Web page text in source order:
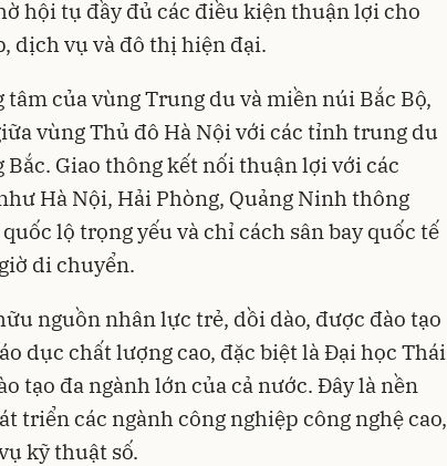
hội tụ đầy đủ các điều kiện thuận lợi cho
dịch vụ và đô thị hiện đại.
của vùng Trung du và miền núi Bắc Bộ,
vùng Thủ đô Hà Nội với các tỉnh trung du
Bắc. Giao thông kết nối thuận lợi với các
Hà Nội, Hải Phòng, Quảng Ninh thông
lộ trọng yếu và chỉ cách sân bay quốc tế
di chuyển.
nguồn nhân lực trẻ, dồi dào, được đào tạo
dục chất lượng cao, đặc biệt là Đại học Thái
tạo đa ngành lớn của cả nước. Đây là nền
triển các ngành công nghiệp công nghệ cao,
kỹ thuật số.